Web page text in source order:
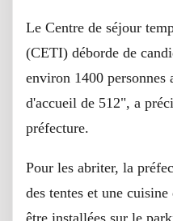
Le Centre de séjour
(CETI) déborde de
environ 1400
d'accueil de 512", a
préfecture.
Pour les abriter, la
des tentes et une
être installées sur le